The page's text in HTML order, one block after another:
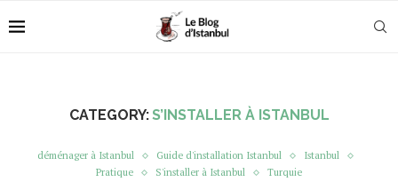
CATEGORY:S’INSTALLER À ISTANBUL
déménager à Istanbul Guide d'installation Istanbul
Istanbul
Pratique
S'installer à Istanbul Turquie